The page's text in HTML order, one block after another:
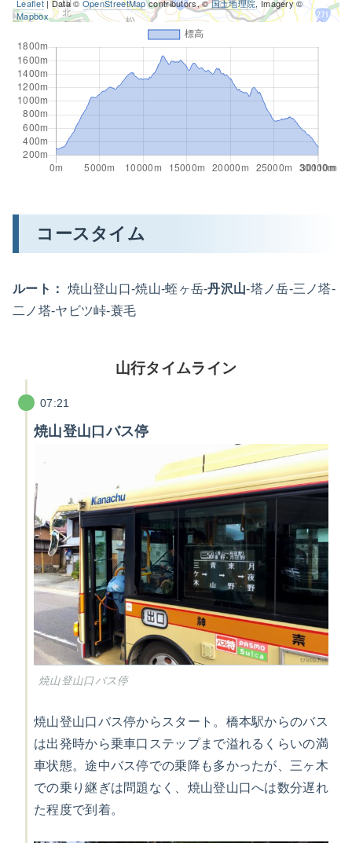
Leaflet| Data © OpenStreetMapcontributors, ©国土地理院, Imagery ©
Mapbox
コースタイム
ルート： 焼山登山口-焼山-蛭ヶ岳-丹沢山-塔ノ岳-三ノ塔-
二ノ塔-ヤビツ峠-蓑毛
山行タイムライン
07:21
焼山登山口バス停
焼山登山口バス停
焼山登山口バス停からスタート。橋本駅からのバス
は出発時から乗車口ステップまで溢れるくらいの満
車状態。途中バス停での乗降も多かったが、三ヶ木
での乗り継ぎは問題なく、焼山登山口へは数分遅れ
た程度で到着。